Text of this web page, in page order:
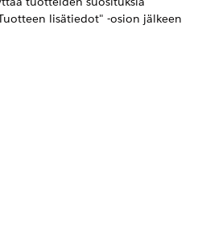
lisätiedot" -osion jälkeen
Marketing Cloud Nextissa
muilla kuin Salesforce-
räätälöityjä
oikeaan aikaan ja
Salesforce Interactions
Voit luoda useita